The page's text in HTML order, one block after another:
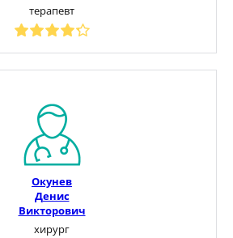
терапевт
Окунев
Денис
Викторович
хирург